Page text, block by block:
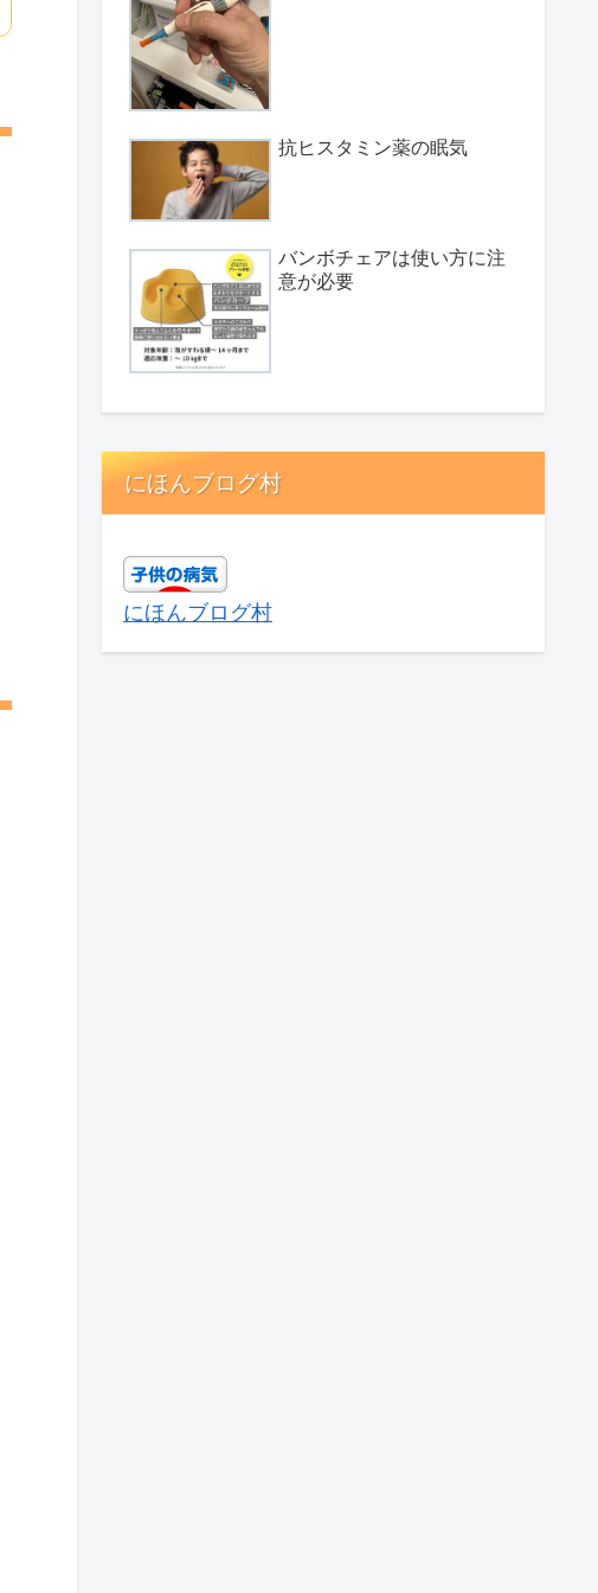
抗ヒスタミン薬の眠気
バンボチェアは使い方に注
意が必要
にほんブログ村
にほんブログ村